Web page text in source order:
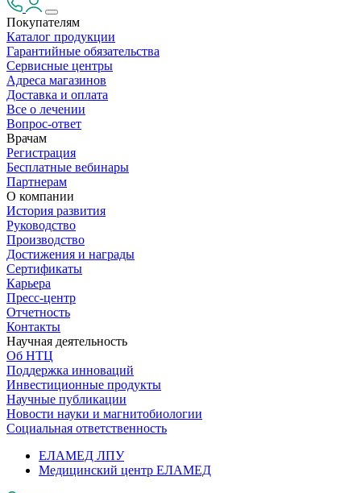
Покупателям
Каталог продукции
Гарантийные обязательства
Сервисные центры
Адреса магазинов
Доставка и оплата
Все о лечении
Вопрос-ответ
Врачам
Регистрация
Бесплатные вебинары
Партнерам
О компании
История развития
Руководство
Производство
Достижения и награды
Сертификаты
Карьера
Пресс-центр
Отчетность
Контакты
Научная деятельность
Об НТЦ
Поддержка инноваций
Инвестиционные продукты
Научные публикации
Новости науки и магнитобиологии
Социальная ответственность
ЕЛАМЕД ЛПУ
Медицинский центр ЕЛАМЕД